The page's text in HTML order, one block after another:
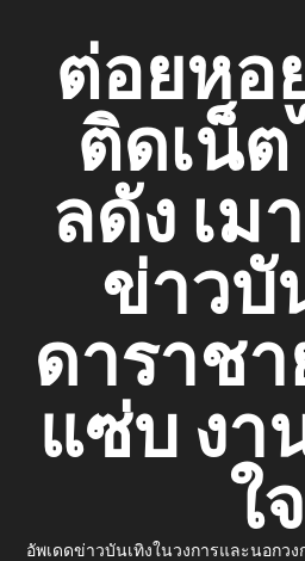
contentต่อยหอ
ติดเน็
ลดัง เม
ข่าวบั
ดาราช
แซ่บ งา
ใจ
อัพเดดข่าวบันเทิงในวงการและนอกว